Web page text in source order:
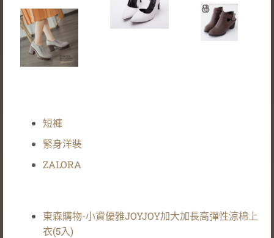
短褲
緊身洋裝
ZALORA
東森購物-小資優雅JOYJOY加大加長高彈性涼棉上
衣(5入)